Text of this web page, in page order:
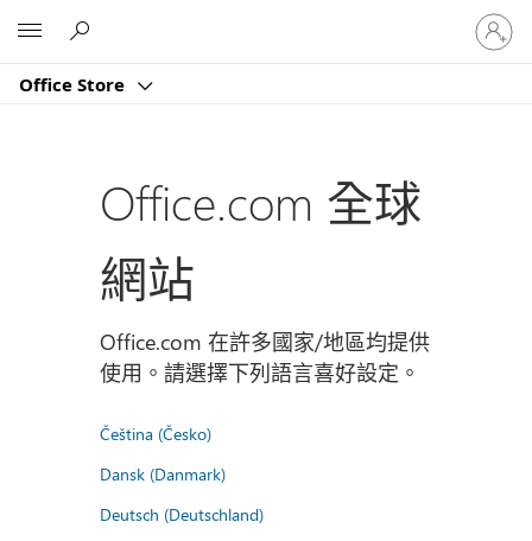
Office Store
登
入
您
Office.com 全球
網站
Office.com 在許多國家/地區均提供
使用。請選擇下列語言喜好設定。
Čeština (Česko)
Dansk (Danmark)
Deutsch (Deutschland)